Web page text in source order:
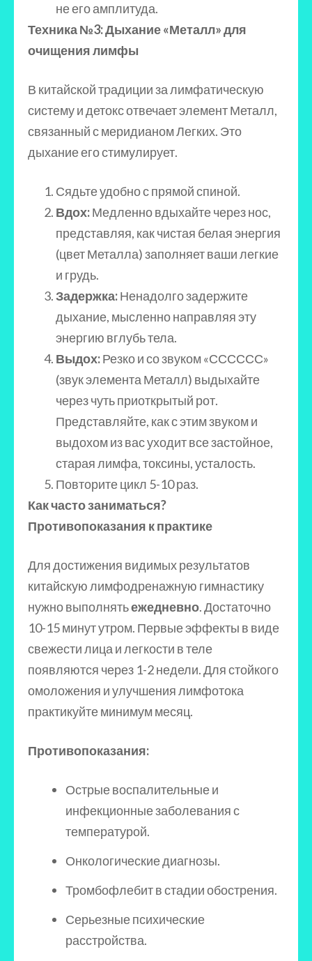
не его амплитуда.
Техника №3: Дыхание «Металл» для
очищения лимфы
В китайской традиции за лимфатическую
систему и детокс отвечает элемент Металл,
связанный с меридианом Легких. Это
дыхание его стимулирует.
Сядьте удобно с прямой спиной.
Вдох:Медленно вдыхайте через нос,
представляя, как чистая белая энергия
(цвет Металла) заполняет ваши легкие
и грудь.
Задержка:Ненадолго задержите
дыхание, мысленно направляя эту
энергию вглубь тела.
Выдох:Резко и со звуком «СССССС»
(звук элемента Металл) выдыхайте
через чуть приоткрытый рот.
Представляйте, как с этим звуком и
выдохом из вас уходит все застойное,
старая лимфа, токсины, усталость.
Повторите цикл 5-10 раз.
Как часто заниматься?
Противопоказания к практике
Для достижения видимых результатов
китайскую лимфодренажную гимнастику
нужно выполнятьежедневно. Достаточно
10-15 минут утром. Первые эффекты в виде
свежести лица и легкости в теле
появляются через 1-2 недели. Для стойкого
омоложения и улучшения лимфотока
практикуйте минимум месяц.
Противопоказания:
Острые воспалительные и
инфекционные заболевания с
температурой.
Онкологические диагнозы.
Тромбофлебит в стадии обострения.
Серьезные психические
расстройства.